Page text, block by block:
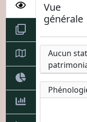
Vue
générale
Aucun